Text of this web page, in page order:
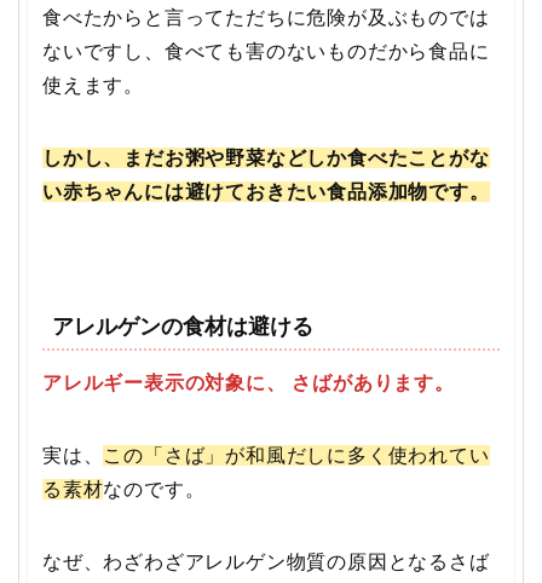
食べたからと言ってただちに危険が及ぶものでは
ないですし、食べても害のないものだから食品に
使えます。
しかし、まだお粥や野菜などしか食べたことがな
い赤ちゃんには避けておきたい食品添加物です。
アレルゲンの食材は避ける
アレルギー表示の対象に、 さばがあります。
実は、 この「さば」が和風だしに多く使われてい
る素材なのです。
なぜ、わざわざアレルゲン物質の原因となるさば